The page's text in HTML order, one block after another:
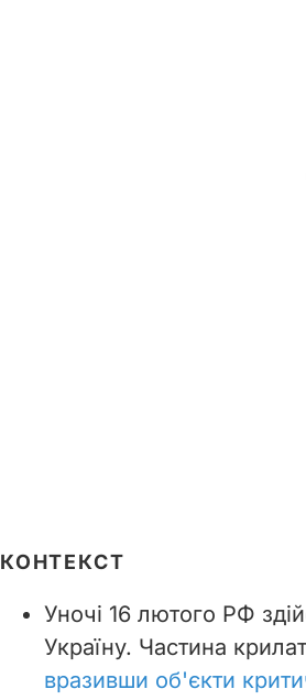
КОНТЕКСТ
Уночі 16 лютого РФ
Україну. Частина
вразивши об'єкти